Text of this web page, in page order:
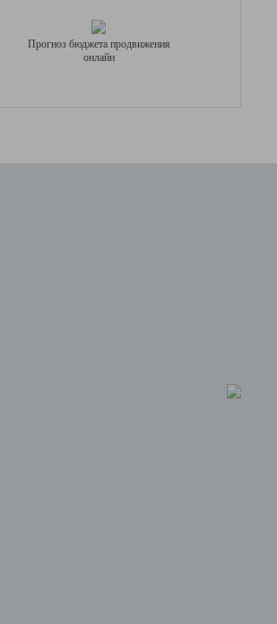
Прогноз бюджета продвижения
онлайн